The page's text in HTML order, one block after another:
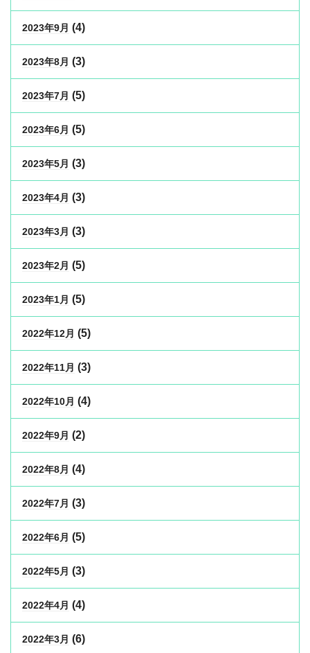
2023年9月 (4)
2023年8月 (3)
2023年7月 (5)
2023年6月 (5)
2023年5月 (3)
2023年4月 (3)
2023年3月 (3)
2023年2月 (5)
2023年1月 (5)
2022年12月 (5)
2022年11月 (3)
2022年10月 (4)
2022年9月 (2)
2022年8月 (4)
2022年7月 (3)
2022年6月 (5)
2022年5月 (3)
2022年4月 (4)
2022年3月 (6)